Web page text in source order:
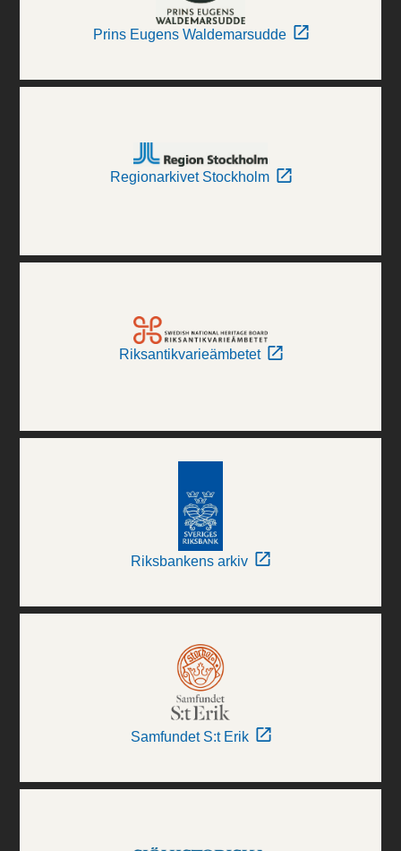
Prins Eugens Waldemarsudde
Regionarkivet Stockholm
Riksantikvarieämbetet
Riksbankens arkiv
Samfundet S:t Erik